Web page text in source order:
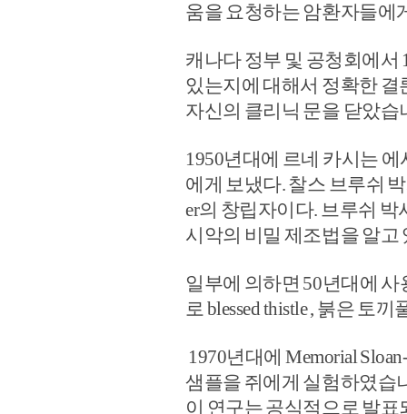
움을 요청하는 암환자들에
캐나다 정부 및 공청회에
있는지에 대해서 정확한 결
자신의 클리닉 문을 닫았습
1950년대에 르네 카시는 에
에게 보냈다. 찰스 브루쉬
er의 창립자이다. 브루쉬
시악의 비밀 제조법을 알
일부에 의하면 50년대에
로 blessed thistle , 붉은 토
1970년대에 Memorial
샘플을 쥐에게 실험하였습
이 연구는 공식적으로 발